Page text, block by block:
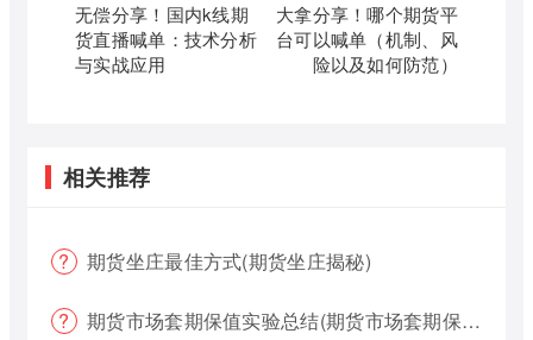
无偿分享！国内k线期
货直播喊单：技术分析
与实战应用
大拿分享！哪个期货平
台可以喊单（机制、风
险以及如何防范）
相关推荐
期货坐庄最佳方式(期货坐庄揭秘)
期货市场套期保值实验总结(期货市场套期保值实验总结报告)